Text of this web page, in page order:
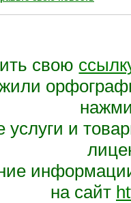
свою
и
на сайт